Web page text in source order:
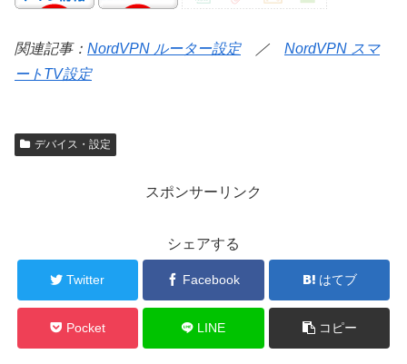
関連記事： NordVPN ルーター設定／ NordVPN スマ
ートTV設定
デバイス・設定
スポンサーリンク
シェアする
Twitter Facebook はてブ
Pocket LINE コピー